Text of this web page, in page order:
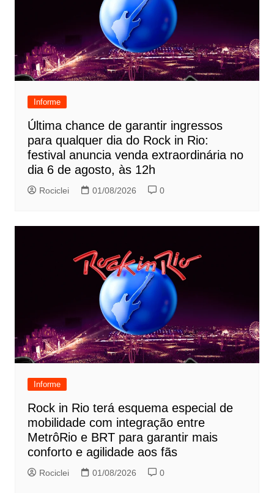
Informe
Última chance de garantir ingressos
para qualquer dia do Rock in Rio:
festival anuncia venda extraordinária no
dia 6 de agosto, às 12h
Rociclei 01/08/2026 0
Informe
Rock in Rio terá esquema especial de
mobilidade com integração entre
MetrôRio e BRT para garantir mais
conforto e agilidade aos fãs
Rociclei 01/08/2026 0